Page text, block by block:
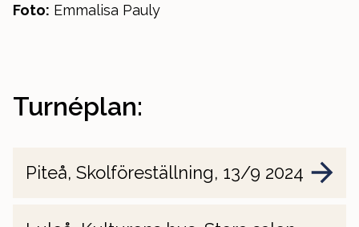
Foto: Emmalisa Pauly
Turnéplan:
Piteå, Skolföreställning, 13/9 2024